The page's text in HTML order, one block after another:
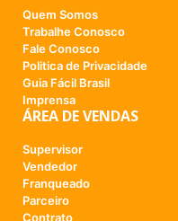
Quem Somos
Trabalhe Conosco
Fale Conosco
Politica de Privacidade
Guia Fácil Brasil
Imprensa
ÁREA DE VENDAS
Supervisor
Vendedor
Franqueado
Parceiro
Contrato